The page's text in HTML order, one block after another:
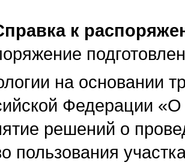
к
на основании
Федерации «О
решений о
пользования